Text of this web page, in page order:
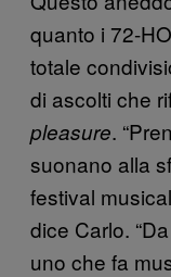
quanto i 72-
totale
di ascolti che
pleasure.
suonano alla
festival
dice Carlo.
uno che fa